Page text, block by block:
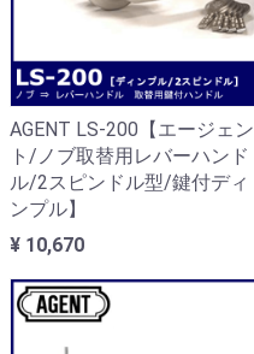
AGENT LS-200【エージェン
ト/ノブ取替用レバーハンド
ル/2スピンドル型/鍵付ディ
ンプル】
¥ 10,670